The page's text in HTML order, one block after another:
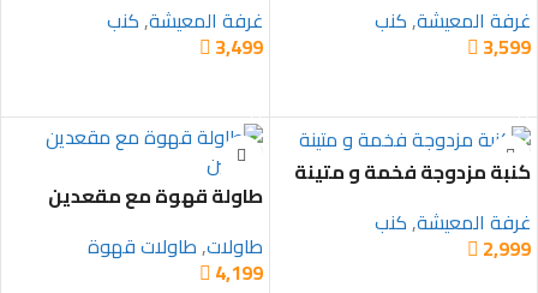
غرفة المعيشة,كنب
 3,599
غرفة المعيشة,كنب
 3,499
كنبة مزدوجة فخمة و متينة
غرفة المعيشة,كنب
 2,999
طاولة قهوة مع مقعدين
طاولات,طاولات قهوة
 4,199